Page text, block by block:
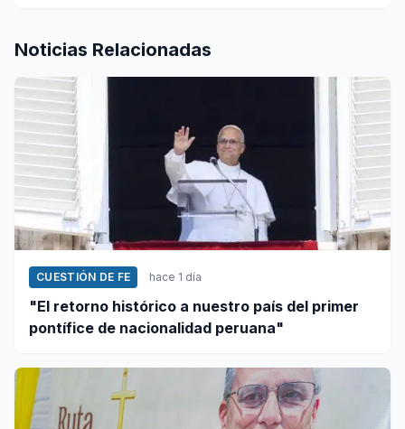
Noticias Relacionadas
CUESTIÓN DE FE hace 1 día
"El retorno histórico a nuestro país del primer
pontífice de nacionalidad peruana"